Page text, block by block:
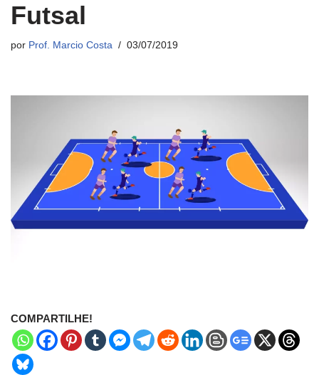
Futsal
por Prof. Marcio Costa 03/07/2019
COMPARTILHE!